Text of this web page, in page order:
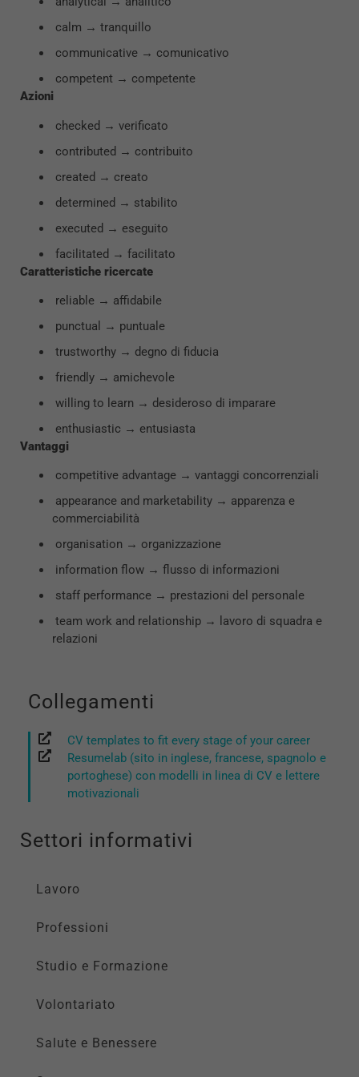
calm → tranquillo
communicative → comunicativo
competent → competente
Azioni
checked → verificato
contributed → contribuito
created → creato
determined → stabilito
executed → eseguito
facilitated → facilitato
Caratteristiche ricercate
reliable → affidabile
punctual → puntuale
trustworthy → degno di fiducia
friendly → amichevole
willing to learn → desideroso di imparare
enthusiastic → entusiasta
Vantaggi
competitive advantage → vantaggi concorrenziali
appearance and marketability → apparenza e
commerciabilità
organisation → organizzazione
information flow → flusso di informazioni
staff performance → prestazioni del personale
team work and relationship → lavoro di squadra e
relazioni
Collegamenti
CV templates to fit every stage of your career
Resumelab (sito in inglese, francese, spagnolo e
portoghese) con modelli in linea di CV e lettere
motivazionali
Settori informativi
Lavoro
Professioni
Studio e Formazione
Volontariato
Salute e Benessere